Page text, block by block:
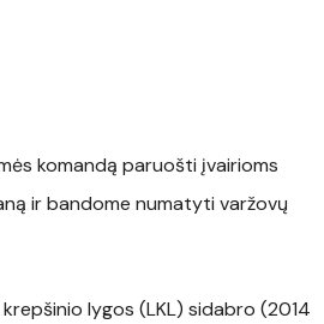
komandą paruošti įvairioms
ir bandome numatyti varžovų
lygos (LKL) sidabro (2014